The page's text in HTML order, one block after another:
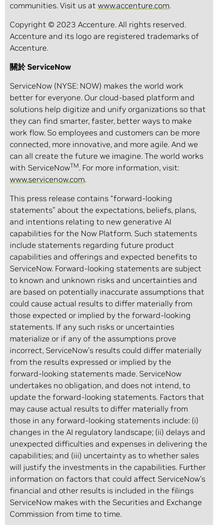
communities. Visit us at www.accenture.com.
Copyright © 2023 Accenture. All rights reserved.
Accenture and its logo are registered trademarks of
Accenture.
關於 ServiceNow
ServiceNow (NYSE: NOW) makes the world work
better for everyone. Our cloud‑based platform and
solutions help digitize and unify organizations so that
they can find smarter, faster, better ways to make
work flow. So employees and customers can be more
connected, more innovative, and more agile. And we
can all create the future we imagine. The world works
with ServiceNowTM. For more information, visit:
www.servicenow.com.
This press release contains “forward‑looking
statements” about the expectations, beliefs, plans,
and intentions relating to new generative AI
capabilities for the Now Platform. Such statements
include statements regarding future product
capabilities and offerings and expected benefits to
ServiceNow. Forward‑looking statements are subject
to known and unknown risks and uncertainties and
are based on potentially inaccurate assumptions that
could cause actual results to differ materially from
those expected or implied by the forward‑looking
statements. If any such risks or uncertainties
materialize or if any of the assumptions prove
incorrect, ServiceNow’s results could differ materially
from the results expressed or implied by the
forward‑looking statements made. ServiceNow
undertakes no obligation, and does not intend, to
update the forward‑looking statements. Factors that
may cause actual results to differ materially from
those in any forward‑looking statements include: (i)
changes in the AI regulatory landscape; (ii) delays and
unexpected difficulties and expenses in delivering the
capabilities; and (iii) uncertainty as to whether sales
will justify the investments in the capabilities. Further
information on factors that could affect ServiceNow’s
financial and other results is included in the filings
ServiceNow makes with the Securities and Exchange
Commission from time to time.